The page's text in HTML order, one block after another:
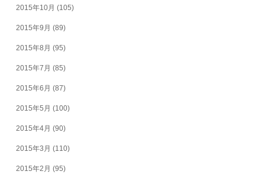
2015年10月 (105)
2015年9月 (89)
2015年8月 (95)
2015年7月 (85)
2015年6月 (87)
2015年5月 (100)
2015年4月 (90)
2015年3月 (110)
2015年2月 (95)